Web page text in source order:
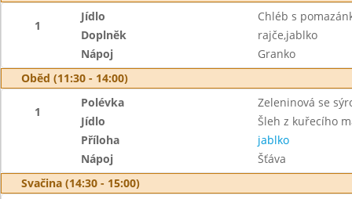
1
Jídlo
Chléb s
Doplněk
rajče,jablko
Nápoj
Granko
Oběd (11:30 - 14:00)
1
Polévka
Zeleninová se
Jídlo
Šleh z kuřecího
Příloha
jablko
Nápoj
Šťáva
Svačina (14:30 - 15:00)